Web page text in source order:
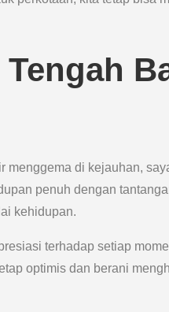
di kejauhan,
penuh dengan
kehidupan.
terhadap setiap
optimis dan berani